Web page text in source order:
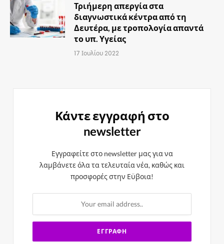
Τριήμερη απεργία στα
διαγνωστικά κέντρα από τη
Δευτέρα, με τροπολογία απαντά
το υπ. Υγείας
17 Ιουλίου 2022
Κάντε εγγραφή στο
newsletter
Εγγραφείτε στο newsletter μας για να
λαμβάνετε όλα τα τελευταία νέα, καθώς και
προσφορές στην Εϋβοια!